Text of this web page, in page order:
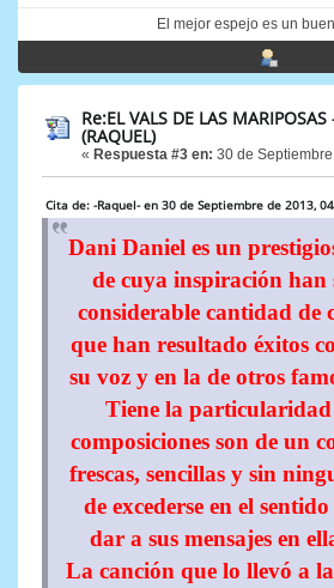
El mejor espejo es un
Re:EL VALS DE LAS
(RAQUEL)
« Respuesta #3 en: 30 de
Cita de: -Raquel- en 30 de Septiembre de 2013,
Dani Daniel es un
de cuya inspiración han
considerable cantidad de
que han resultado éxitos
su voz y en la de otros
Tiene la particularidad
composiciones son de un
frescas, sencillas y sin
de excederse en el
dar a sus mensajes en
La canción que lo llevó a